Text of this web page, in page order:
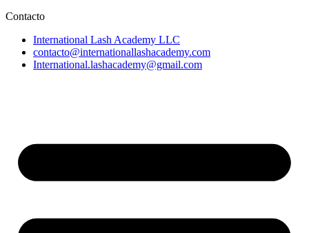
Contacto
International Lash Academy LLC
contacto@internationallashacademy.com
International.lashacademy@gmail.com